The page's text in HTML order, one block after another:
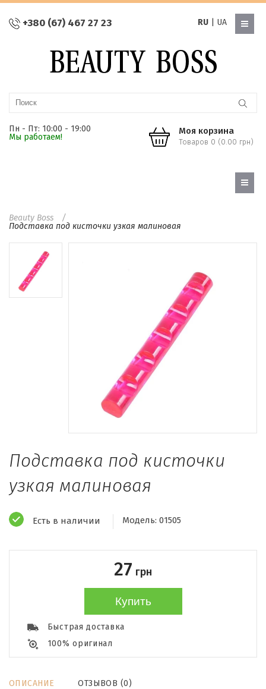
+380 (67) 467 27 23 RU| UA
Пн - Пт: 10:00 - 19:00
Мы работаем!
Моя корзина
Товаров 0 (0.00 грн)
Beauty Boss
Подставка под кисточки узкая малиновая
Подставка под кисточки
узкая малиновая
Есть в наличии Модель: 01505
27 грн
Купить
Быстрая доставка
100% оригинал
ОПИСАНИЕ ОТЗЫВОВ (0)